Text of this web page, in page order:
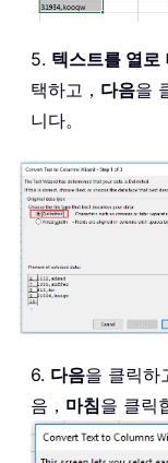
5. 텍스트를 열로
택하고， 다음을
니다。
6. 다음을 클릭하
음， 마침을 클릭